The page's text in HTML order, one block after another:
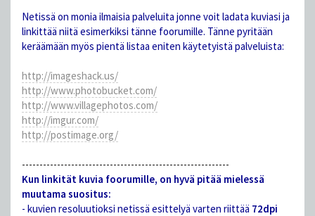
Netissä on monia ilmaisia palveluita jonne voit ladata kuviasi ja
linkittää niitä esimerkiksi tänne foorumille. Tänne pyritään
keräämään myös pientä listaa eniten käytetyistä palveluista:
http://imageshack.us/
http://www.photobucket.com/
http://www.villagephotos.com/
http://imgur.com/
http://postimage.org/
-----------------------------------------------------------
Kun linkität kuvia foorumille, on hyvä pitää mielessä
muutama suositus:
- kuvien resoluutioksi netissä esittelyä varten riittää 72dpi